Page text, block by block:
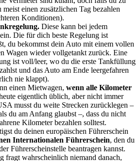
meist einen zusätzlichen Tag bezahlen
Konditionen).
Diese kann bei jedem
Die für dich beste Regelung ist
du bekommst dein Auto mit einem vollen
Wagen wieder vollgetankt zurück. Eine
ist voll/leer, wo du die erste Tankfüllung
und das Auto am Ende leergefahren
nie klappt).
einen Mietwagen, wenn alle Kilometer
eigentlich üblich, aber nicht immer
musst du weite Strecken zurücklegen –
du am Anfang glaubst –, dass du nicht
Kilometer bezahlen solltest.
du deinen europäischen Führerschein
Internationalen Führerschein, den du
Führerscheinstelle beantragen kannst.
fragt wahrscheinlich niemand danach,